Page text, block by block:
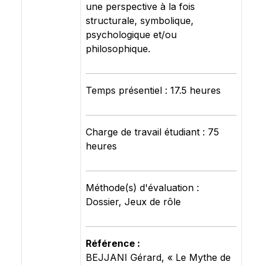
une perspective à la fois
structurale, symbolique,
psychologique et/ou
philosophique.
Temps présentiel : 17.5 heures
Charge de travail étudiant : 75
heures
Méthode(s) d'évaluation :
Dossier, Jeux de rôle
Référence :
BEJJANI Gérard, « Le Mythe de